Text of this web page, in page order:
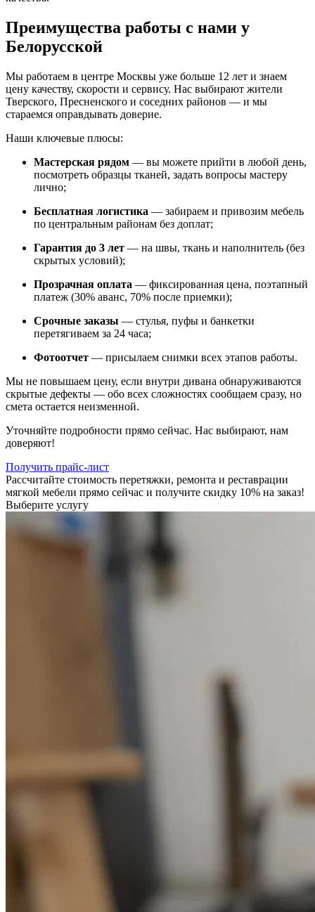
Преимущества работы с нами у
Белорусской
Мы работаем в центре Москвы уже больше 12 лет и знаем
цену качеству, скорости и сервису. Нас выбирают жители
Тверского, Пресненского и соседних районов — и мы
стараемся оправдывать доверие.
Наши ключевые плюсы:
Мастерская рядом — вы можете прийти в любой день,
посмотреть образцы тканей, задать вопросы мастеру
лично;
Бесплатная логистика — забираем и привозим мебель
по центральным районам без доплат;
Гарантия до 3 лет — на швы, ткань и наполнитель (без
скрытых условий);
Прозрачная оплата — фиксированная цена, поэтапный
платеж (30% аванс, 70% после приемки);
Срочные заказы — стулья, пуфы и банкетки
перетягиваем за 24 часа;
Фотоотчет — присылаем снимки всех этапов работы.
Мы не повышаем цену, если внутри дивана обнаруживаются
скрытые дефекты — обо всех сложностях сообщаем сразу, но
смета остается неизменной.
Уточняйте подробности прямо сейчас. Нас выбирают, нам
доверяют!
Получить прайс-лист
Рассчитайте стоимость перетяжки, ремонта и реставрации
мягкой мебели прямо сейчас и получите скидку 10% на заказ!
Выберите услугу